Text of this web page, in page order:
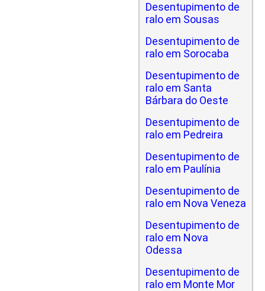
Desentupimento de
ralo em Sousas
Desentupimento de
ralo em Sorocaba
Desentupimento de
ralo em Santa
Bárbara do Oeste
Desentupimento de
ralo em Pedreira
Desentupimento de
ralo em Paulínia
Desentupimento de
ralo em Nova Veneza
Desentupimento de
ralo em Nova
Odessa
Desentupimento de
ralo em Monte Mor